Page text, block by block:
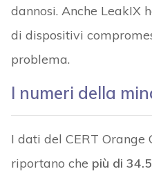
dannosi. Anche LeakIX
di dispositivi
problema.
I numeri della
I dati del CERT Orange
riportano che più di